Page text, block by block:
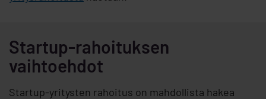
Startup-rahoituksen
vaihtoehdot
Startup-yritysten rahoitus on mahdollista hakea